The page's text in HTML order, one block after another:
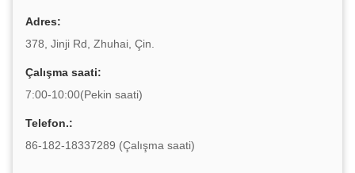
Adres:
378, Jinji Rd, Zhuhai, Çin.
Çalışma saati:
7:00-10:00(Pekin saati)
Telefon.:
86-182-18337289 (Çalışma saati)